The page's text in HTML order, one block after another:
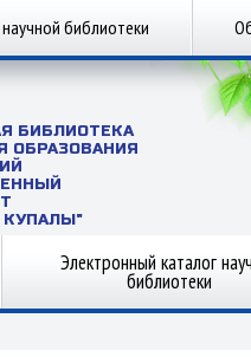
библиотеки
БИБЛИОТЕКА
ОБРАЗОВАНИЯ
КУПАЛЫ"
Электронный каталог
библиотеки